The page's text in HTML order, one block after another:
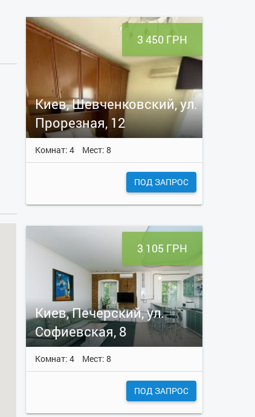
3 450 ГРН
Киев, Шевченковский, ул.
Прорезная, 12
Комнат: 4 Мест: 8
ПОД ЗАПРОС
3 105 ГРН
Киев, Печерский, ул.
Софиевская, 8
Комнат: 4 Мест: 8
ПОД ЗАПРОС